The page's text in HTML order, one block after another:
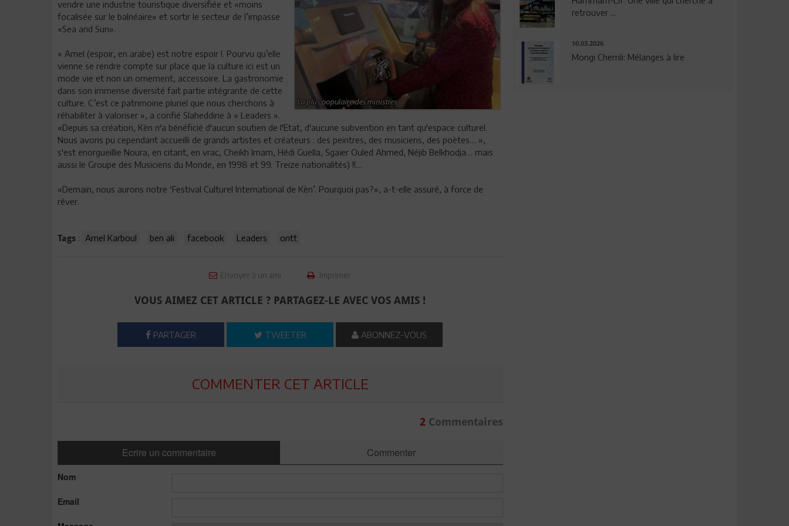
vendre une industrie touristique diversifiée et «moins
focalisée sur le balnéaire» et sortir le secteur de l’impasse
«Sea and Sun».
« Amel (espoir, en arabe) est notre espoir !. Pourvu qu’elle
vienne se rendre compte sur place que la culture ici est un
mode vie et non un ornement, accessoire. La gastronomie
dans son immense diversité fait partie intégrante de cette
culture. C’est ce patrimoine pluriel que nous cherchons à
réhabiliter à valoriser », a confié Slaheddine à « Leaders ».
«Depuis sa création, Kèn n'a bénéficié d'aucun soutien de l'Etat, d'aucune subvention en tant qu'espace culturel.
Nous avons pu cependant accueilli de grands artistes et créateurs : des peintres, des musiciens, des poètes… »,
s'est enorgueillie Noura, en citant, en vrac, Cheikh Imam, Hédi Guella, Sgaïer Ouled Ahmed, Néjib Belkhodja… mais
aussi le Groupe des Musiciens du Monde, en 1998 et 99. Treize nationalités) !!…
«Demain, nous aurons notre ‘Festival Culturel International de Kèn’. Pourquoi pas?», a-t-elle assuré, à force de
rêver.
Tags : Amel Karboul ben ali facebook Leaders ontt
Envoyer à un ami Imprimer
VOUS AIMEZ CET ARTICLE ? PARTAGEZ-LE AVEC VOS AMIS !
PARTAGER TWEETER ABONNEZ-VOUS
COMMENTER CET ARTICLE
2Commentaires
Ecrire un commentaire Commenter
Nom
Email
retrouver ...
10.03.2026
Mongi Chemli: Mélanges à lire